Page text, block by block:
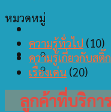
หมวดหมู่
ความรู้ทั่วไป (10)
ความรู้เกี่ยวกับสติ๊
เรื่องเด่น (20)
ลูกค้าที่บริกา